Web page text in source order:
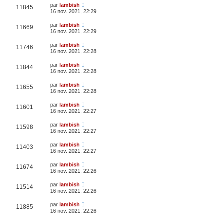
11845 par lambish
16 nov. 2021, 22:29
11669 par lambish
16 nov. 2021, 22:29
11746 par lambish
16 nov. 2021, 22:28
11844 par lambish
16 nov. 2021, 22:28
11655 par lambish
16 nov. 2021, 22:28
11601 par lambish
16 nov. 2021, 22:27
11598 par lambish
16 nov. 2021, 22:27
11403 par lambish
16 nov. 2021, 22:27
11674 par lambish
16 nov. 2021, 22:26
11514 par lambish
16 nov. 2021, 22:26
11885 par lambish
16 nov. 2021, 22:26